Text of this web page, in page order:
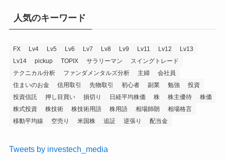
人気のキーワード
FX Lv4 Lv5 Lv6 Lv7 Lv8 Lv9 Lv11 Lv12
Lv13
Lv14
pickup TOPIX サラリーマン
スイングトレード
テクニカル分析
ファンダメンタルズ分析 主婦
会社員
住まいのお金
信用取引 先物取引 初心者 副業 勉強
投資
投資信託
押し目買い 損切り 日経平均株価 株 株主優待
株価
株式投資
株技術 株技術用語 株用語 相場師朗
相場格言
移動平均線
空売り 米国株 追証 逆張り 配当金
Tweets by investech_media